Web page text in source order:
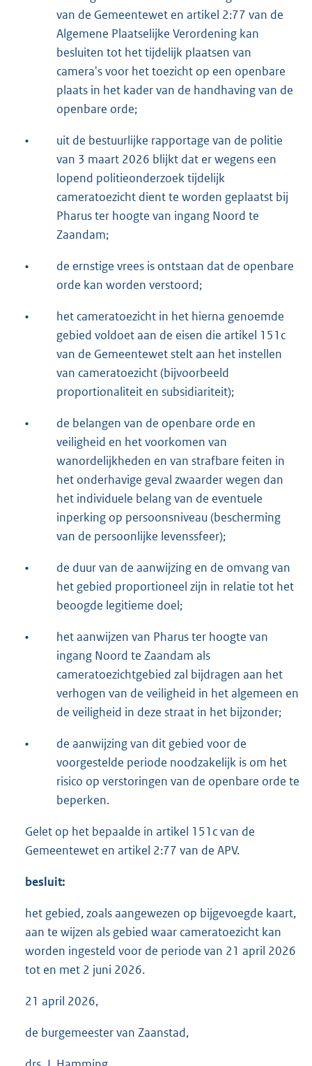
van de Gemeentewet en artikel 2:77 van de
Algemene Plaatselijke Verordening kan
besluiten tot het tijdelijk plaatsen van
camera's voor het toezicht op een openbare
plaats in het kader van de handhaving van de
openbare orde;
•
uit de bestuurlijke rapportage van de politie
van 3 maart 2026 blijkt dat er wegens een
lopend politieonderzoek tijdelijk
cameratoezicht dient te worden geplaatst bij
Pharus ter hoogte van ingang Noord te
Zaandam;
•
de ernstige vrees is ontstaan dat de openbare
orde kan worden verstoord;
•
het cameratoezicht in het hierna genoemde
gebied voldoet aan de eisen die artikel 151c
van de Gemeentewet stelt aan het instellen
van cameratoezicht (bijvoorbeeld
proportionaliteit en subsidiariteit);
•
de belangen van de openbare orde en
veiligheid en het voorkomen van
wanordelijkheden en van strafbare feiten in
het onderhavige geval zwaarder wegen dan
het individuele belang van de eventuele
inperking op persoonsniveau (bescherming
van de persoonlijke levenssfeer);
•
de duur van de aanwijzing en de omvang van
het gebied proportioneel zijn in relatie tot het
beoogde legitieme doel;
•
het aanwijzen van Pharus ter hoogte van
ingang Noord te Zaandam als
cameratoezichtgebied zal bijdragen aan het
verhogen van de veiligheid in het algemeen en
de veiligheid in deze straat in het bijzonder;
•
de aanwijzing van dit gebied voor de
voorgestelde periode noodzakelijk is om het
risico op verstoringen van de openbare orde te
beperken.
Gelet op het bepaalde in artikel 151c van de
Gemeentewet en artikel 2:77 van de APV.
besluit:
het gebied, zoals aangewezen op bijgevoegde kaart,
aan te wijzen als gebied waar cameratoezicht kan
worden ingesteld voor de periode van 21 april 2026
tot en met 2 juni 2026.
21 april 2026,
de burgemeester van Zaanstad,